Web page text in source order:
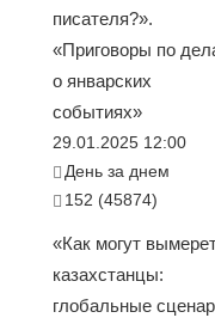
писателя?».
«Приговоры по
о январских
событиях»
29.01.2025 12:00
День за днем
152 (45874)
«Как могут
казахстанцы:
глобальные